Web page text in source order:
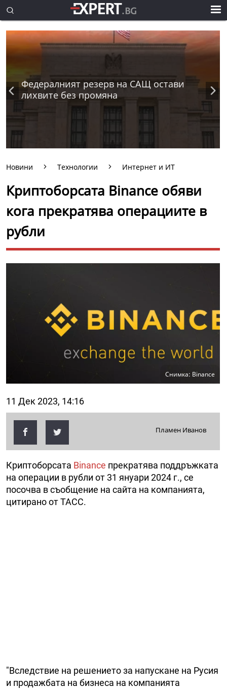
Федералният резерв на САЩ остави
лихвите без промяна
Новини Технологии Интернет и ИТ
Криптоборсата Binance обяви
кога прекратява операциите в
рубли
Снимка: Binance
11 Дек 2023, 14:16
Пламен Иванов
Криптоборсата Binance прекратява поддръжката
на операции в рубли от 31 януари 2024 г., се
посочва в съобщение на сайта на компанията,
цитирано от ТАСС.
"Вследствие на решението за напускане на Русия
и продажбата на бизнеса на компанията